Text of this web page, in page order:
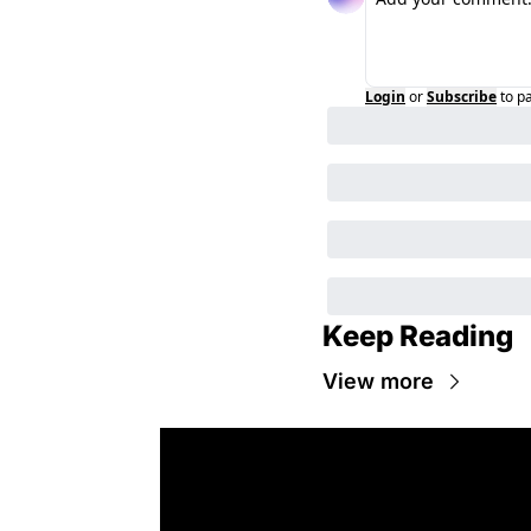
Login orSubscribeto
Keep Reading
View more